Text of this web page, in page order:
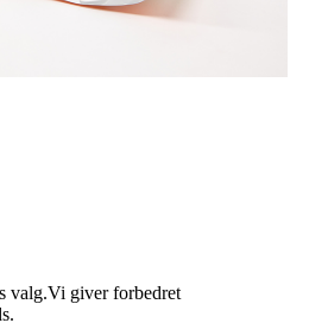
valg.Vi giver forbedret